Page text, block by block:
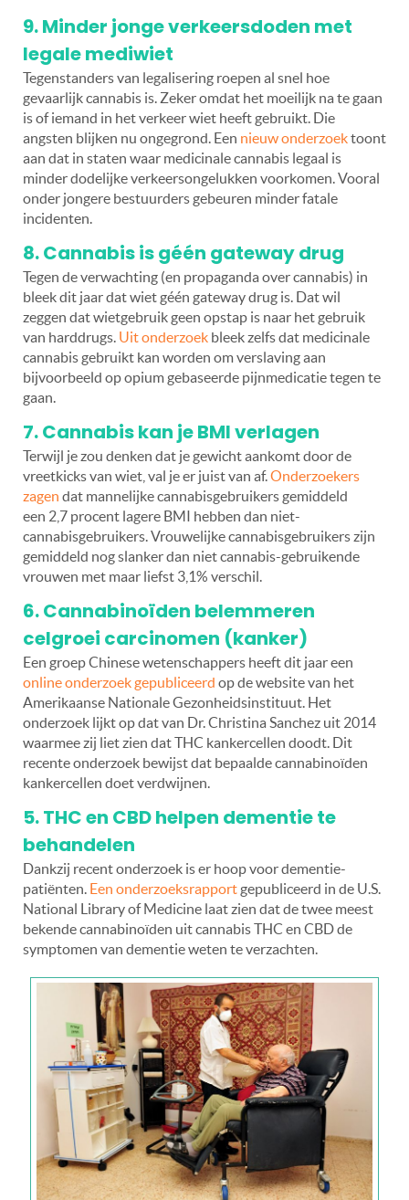
9. Minder jonge verkeersdoden met
legale mediwiet
Tegenstanders van legalisering roepen al snel hoe
gevaarlijk cannabis is. Zeker omdat het moeilijk na te gaan
is of iemand in het verkeer wiet heeft gebruikt. Die
angsten blijken nu ongegrond. Een nieuw onderzoektoont
aan dat in staten waar medicinale cannabis legaal is
minder dodelijke verkeersongelukken voorkomen. Vooral
onder jongere bestuurders gebeuren minder fatale
incidenten.
8. Cannabis is géén gateway drug
Tegen de verwachting (en propaganda over cannabis) in
bleek dit jaar dat wiet géén gateway drug is. Dat wil
zeggen dat wietgebruik geen opstap is naar het gebruik
van harddrugs. Uit onderzoek bleek zelfs dat medicinale
cannabis gebruikt kan worden om verslaving aan
bijvoorbeeld op opium gebaseerde pijnmedicatie tegen te
gaan.
7. Cannabis kan je BMI verlagen
Terwijl je zou denken dat je gewicht aankomt door de
vreetkicks van wiet, val je er juist van af.Onderzoekers
zagen dat mannelijke cannabisgebruikers gemiddeld
een 2,7 procent lagere BMI hebben dan niet-
cannabisgebruikers. Vrouwelijke cannabisgebruikers zijn
gemiddeld nog slanker dan niet cannabis-gebruikende
vrouwen met maar liefst 3,1% verschil.
6. Cannabinoïden belemmeren
celgroei carcinomen (kanker)
Een groep Chinese wetenschappers heeft dit jaar een
online onderzoek gepubliceerd op de website van het
Amerikaanse Nationale Gezonheidsinstituut. Het
onderzoek lijkt op dat van Dr. Christina Sanchez uit 2014
waarmee zij liet zien dat THC kankercellen doodt. Dit
recente onderzoek bewijst dat bepaalde cannabinoïden
kankercellen doet verdwijnen.
5. THC en CBD helpen dementie te
behandelen
Dankzij recent onderzoek is er hoop voor dementie-
patiënten. Een onderzoeksrapport gepubliceerd in de U.S.
National Library of Medicine laat zien dat de twee meest
bekende cannabinoïden uit cannabis THC en CBD de
symptomen van dementie weten te verzachten.